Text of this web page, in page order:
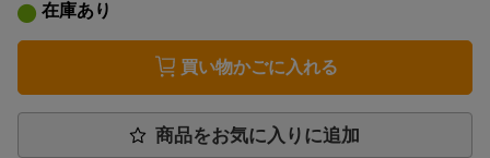
在庫あり
買い物かごに入れる
商品をお気に入りに追加